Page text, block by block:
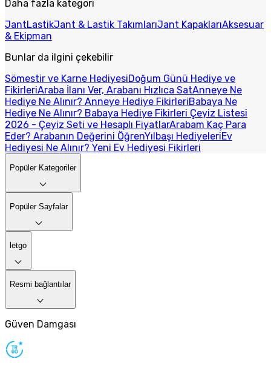
Daha fazla kategori
JantLastikJant & Lastik TakımlarıJant KapaklarıAksesuar
& Ekipman
Bunlar da ilgini çekebilir
Sömestir ve Karne HediyesiDoğum Günü Hediye ve
FikirleriAraba İlanı Ver, Arabanı Hızlıca SatAnneye Ne
Hediye Ne Alınır? Anneye Hediye FikirleriBabaya Ne
Hediye Ne Alınır? Babaya Hediye Fikirleri Çeyiz Listesi
2026 - Çeyiz Seti ve Hesaplı FiyatlarArabam Kaç Para
Eder? Arabanın Değerini ÖğrenYılbaşı HediyeleriEv
Hediyesi Ne Alınır? Yeni Ev Hediyesi Fikirleri
Popüler Kategoriler
Popüler Sayfalar
letgo
Resmi bağlantılar
Güven Damgası